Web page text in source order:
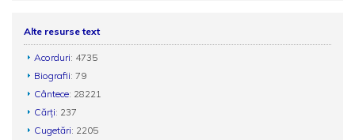
Alte resurse text
Acorduri: 4735
Biografii: 79
Cântece: 28221
Cărți: 237
Cugetări: 2205